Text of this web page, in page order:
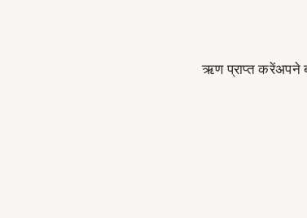
de Paris
ऋण प्राप्त करेंअपने